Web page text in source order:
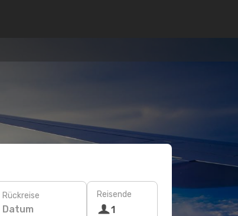
Rückreise
Datum
Reisende
1